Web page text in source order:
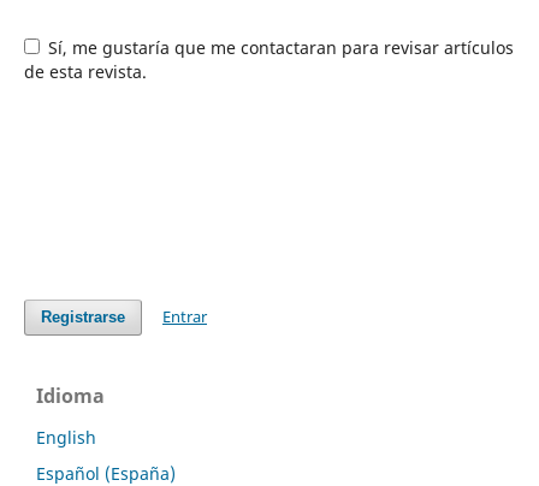
Sí, me gustaría que me contactaran para revisar artículos
de esta revista.
Registrarse Entrar
Idioma
English
Español (España)